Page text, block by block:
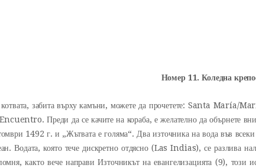
FOTOS
Номер 11. Коледна
забита върху камъни, можете да прочетете: Santa María/
Преди да се качите на кораба, е желателно да обърнете
1492 г. и „Жътвата е голяма“. Два източника на вода във
Водата, която тече дискретно отдясно (Las Indias), се разлива
както вече направи Източникът на евангелизацията (9), този